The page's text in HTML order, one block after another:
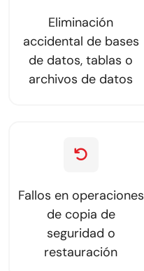
Eliminación
accidental de bases
de datos, tablas o
archivos de datos
Fallos en operaciones
de copia de
seguridad o
restauración